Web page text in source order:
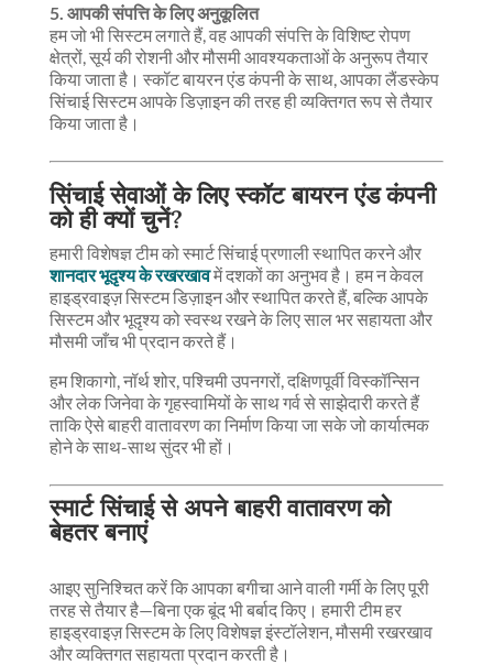
5. आपकी संपत्ति के लिए अनुकूलित
हम जो भी सिस्टम लगाते हैं, वह आपकी संपत्ति के विशिष्ट रोपण
क्षेत्रों, सूर्य की रोशनी और मौसमी आवश्यकताओं के अनुरूप तैयार
किया जाता है। स्कॉट बायरन एंड कंपनी के साथ, आपका लैंडस्केप
सिंचाई सिस्टम आपके डिज़ाइन की तरह ही व्यक्तिगत रूप से तैयार
किया जाता है।
सिंचाई सेवाओं के लिए स्कॉट बायरन एंड कंपनी
को ही क्यों चुनें?
हमारी विशेषज्ञ टीम को स्मार्ट सिंचाई प्रणाली स्थापित करने और
शानदार भूदृश्य के रखरखावमें दशकों का अनुभव है। हम न केवल
हाइड्रवाइज़ सिस्टम डिज़ाइन और स्थापित करते हैं, बल्कि आपके
सिस्टम और भूदृश्य को स्वस्थ रखने के लिए साल भर सहायता और
मौसमी जाँच भी प्रदान करते हैं।
हम शिकागो, नॉर्थ शोर, पश्चिमी उपनगरों, दक्षिणपूर्वी विस्कॉन्सिन
और लेक जिनेवा के गृहस्वामियों के साथ गर्व से साझेदारी करते हैं
ताकि ऐसे बाहरी वातावरण का निर्माण किया जा सके जो कार्यात्मक
होने के साथ-साथ सुंदर भी हों।
स्मार्ट सिंचाई से अपने बाहरी वातावरण को
बेहतर बनाएं
आइए सुनिश्चित करें कि आपका बगीचा आने वाली गर्मी के लिए पूरी
तरह से तैयार है—बिना एक बूंद भी बर्बाद किए। हमारी टीम हर
हाइड्रवाइज़ सिस्टम के लिए विशेषज्ञ इंस्टॉलेशन, मौसमी रखरखाव
और व्यक्तिगत सहायता प्रदान करती है।